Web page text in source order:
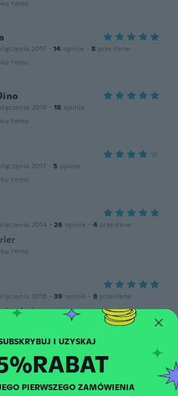
temu
2017 · 14 opinie · 8 przesłane
temu
2018 · 18 opinie
temu
2017 · 5 opinie
temu
2014 · 26 opinie · 4 przesłane
temu
2018 · 39 opinie · 8 przesłane
colori
temu
2014 · 71 opinie · 9
PIERWSZEGO ZAMÓWIENIA